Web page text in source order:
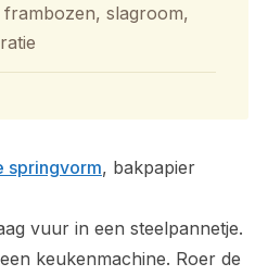
frambozen, slagroom,
springvorm, bakpapier
vuur in een steelpannetje.
keukenmachine. Roer de